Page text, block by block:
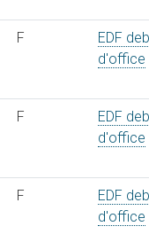
F
EDF
d'office
F
EDF
d'office
F
EDF
d'office